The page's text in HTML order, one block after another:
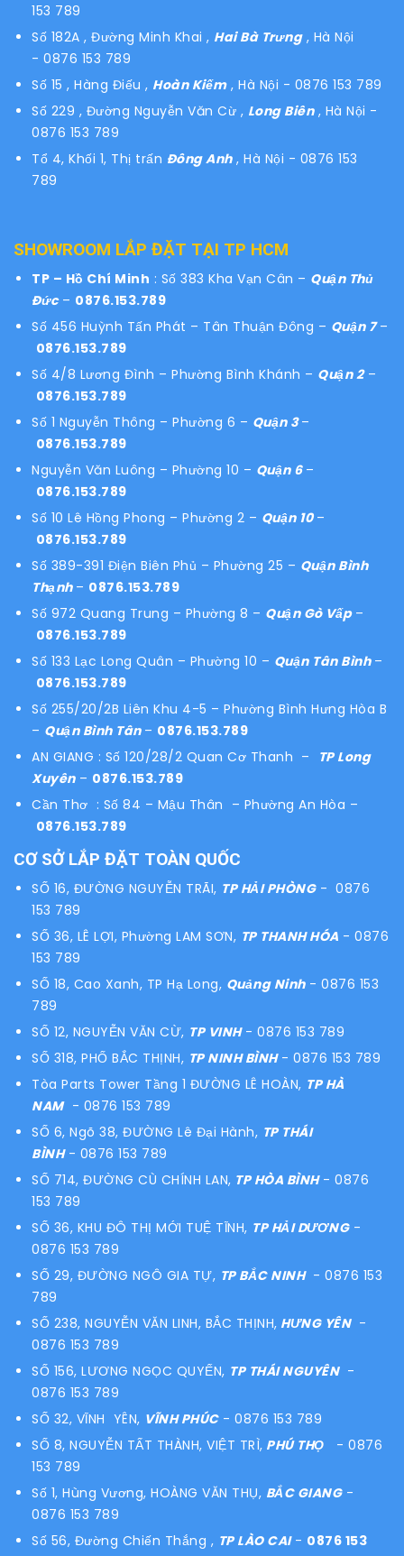
153 789
Số 182A , Đường Minh Khai , Hai Bà Trưng, Hà Nội
- 0876 153 789
Số 15 , Hàng Điếu , Hoàn Kiếm, Hà Nội - 0876 153 789
Số 229 , Đường Nguyễn Văn Cừ , Long Biên , Hà Nội -
0876 153 789
Tổ 4, Khối 1, Thị trấn Đông Anh, Hà Nội - 0876 153
789
SHOWROOM LẮP ĐẶT TẠI TP HCM
TP – Hồ Chí Minh : Số 383 Kha Vạn Cân – Quận Thủ
Đức– 0876.153.789
Số 456 Huỳnh Tấn Phát – Tân Thuận Đông – Quận 7–
0876.153.789
Số 4/8 Lương Đình – Phường Bình Khánh – Quận 2–
0876.153.789
Số 1 Nguyễn Thông – Phường 6 – Quận 3–
0876.153.789
Nguyễn Văn Luông – Phường 10 – Quận 6 –
0876.153.789
Số 10 Lê Hồng Phong – Phường 2 – Quận 10 –
0876.153.789
Số 389-391 Điện Biên Phủ – Phường 25 – Quận Bình
Thạnh – 0876.153.789
Số 972 Quang Trung – Phường 8 – Quận Gò Vấp –
0876.153.789
Số 133 Lạc Long Quân – Phường 10 – Quận Tân Bình –
0876.153.789
Số 255/20/2B Liên Khu 4-5 – Phường Bình Hưng Hòa B
– Quận Bình Tân – 0876.153.789
AN GIANG : Số 120/28/2 Quan Cơ Thanh –
TP Long
Xuyên– 0876.153.789
Cần Thơ : Số 84 – Mậu Thân – Phường An Hòa –
0876.153.789
CƠ SỞ LẮP ĐẶT TOÀN QUỐC
SỐ 16, ĐƯỜNG NGUYỄN TRÃI, TP HẢI PHÒNG- 0876
153 789
SỐ 36, LÊ LỢI, Phường LAM SƠN, TP THANH HÓA - 0876
153 789
SỐ 18, Cao Xanh, TP Hạ Long, Quảng Ninh- 0876 153
789
SỐ 12, NGUYỄN VĂN CỪ, TP VINH- 0876 153 789
SỐ 318, PHỐ BẮC THỊNH, TP NINH BÌNH- 0876 153 789
Tòa Parts Tower Tầng 1 ĐƯỜNG LÊ HOÀN, TP HÀ
NAM - 0876 153 789
SỐ 6, Ngõ 38, ĐƯỜNG Lê Đại Hành, TP THÁI
BÌNH- 0876 153 789
SỐ 714, ĐƯỜNG CÙ CHÍNH LAN, TP HÒA BÌNH- 0876
153 789
SỐ 36, KHU ĐÔ THỊ MỚI TUỆ TĨNH, TP HẢI DƯƠNG-
0876 153 789
SỐ 29, ĐƯỜNG NGÔ GIA TỰ, TP BẮC NINH- 0876 153
789
SỐ 238, NGUYỄN VĂN LINH, BẮC THỊNH, HƯNG YÊN-
0876 153 789
SỐ 156, LƯƠNG NGỌC QUYẾN, TP THÁI NGUYÊN-
0876 153 789
SỐ 32, VĨNH YÊN, VĨNH PHÚC- 0876 153 789
SỐ 8, NGUYỄN TẤT THÀNH, VIỆT TRÌ, PHÚ THỌ - 0876
153 789
Số 1, Hùng Vương, HOÀNG VĂN THỤ, BẮC GIANG-
0876 153 789
Số 56, Đường Chiến Thắng , TP LÀO CAI- 0876 153